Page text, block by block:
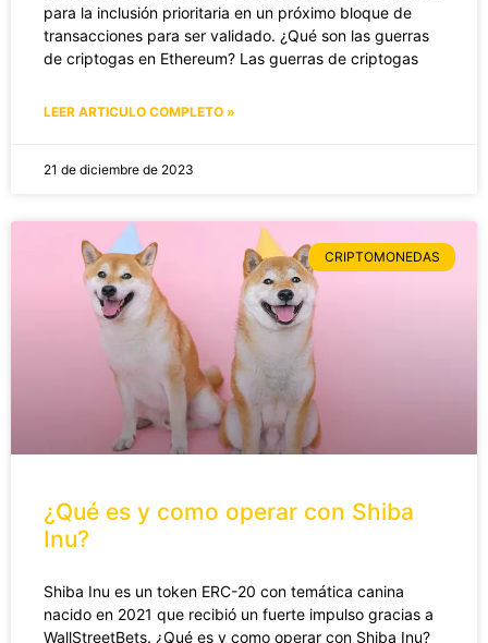
para la inclusión prioritaria en un próximo bloque de
transacciones para ser validado. ¿Qué son las guerras
de criptogas en Ethereum? Las guerras de criptogas
LEER ARTICULO COMPLETO »
21 de diciembre de 2023
CRIPTOMONEDAS
¿Qué es y como operar con Shiba
Inu?
Shiba Inu es un token ERC-20 con temática canina
nacido en 2021 que recibió un fuerte impulso gracias a
WallStreetBets. ¿Qué es y como operar con Shiba Inu?